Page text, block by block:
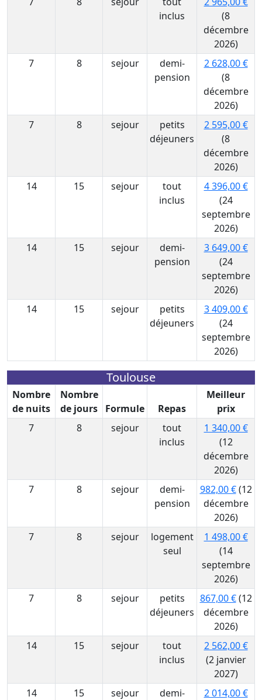
inclus
(8
décembre
2026)
7
8 sejour
demi-
pension
2 628,00 €
(8
décembre
2026)
7
8 sejour
petits
déjeuners
2 595,00 €
(8
décembre
2026)
14
15 sejour
tout
inclus
4 396,00 €
(24
septembre
2026)
14
15 sejour
demi-
pension
3 649,00 €
(24
septembre
2026)
14
15 sejour
petits
déjeuners
3 409,00 €
(24
septembre
2026)
Toulouse
Nombre
de nuits
Nombre
de jours
Formule Repas
Meilleur
prix
7
8 sejour
tout
inclus
1 340,00 €
(12
décembre
2026)
7
8 sejour
demi-
pension
982,00 €(12
décembre
2026)
7
8 sejour
logement
seul
1 498,00 €
(14
septembre
2026)
7
8 sejour
petits
déjeuners
867,00 €(12
décembre
2026)
14
15 sejour
tout
inclus
2 562,00 €
(2 janvier
2027)
14
15 sejour
demi-
2 014,00 €